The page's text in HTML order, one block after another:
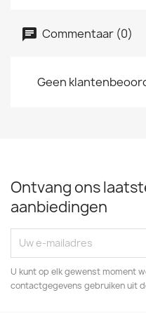
Commentaar (0)
Geen
Ontvang ons
aanbiedingen
U kunt op elk gewenst moment
contactgegevens gebruiken uit